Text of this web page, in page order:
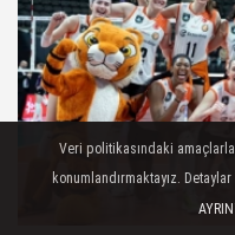
Veri politikasındaki
konumlandırmaktayız.